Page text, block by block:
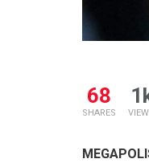
68
SHARES